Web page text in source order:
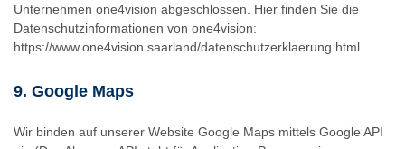
Unternehmen one4vision abgeschlossen. Hier finden Sie die
Datenschutzinformationen von one4vision:
https://www.one4vision.saarland/datenschutzerklaerung.html
9. Google Maps
Wir binden auf unserer Website Google Maps mittels Google API